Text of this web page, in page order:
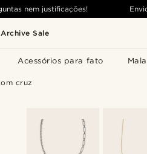
Archive Sale
Acessórios para fato
nem justificações!
cruz